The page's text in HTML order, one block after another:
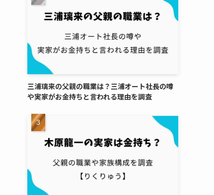
三浦璃来の父親の職業は？三浦オート社長の噂
や実家がお金持ちと言われる理由を調査